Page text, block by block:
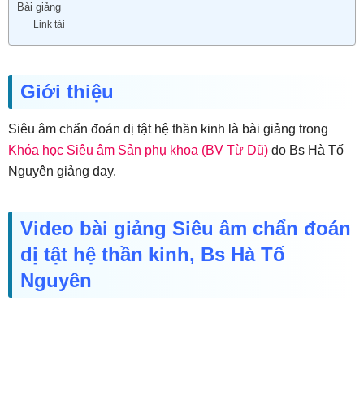
Bài giảng
Link tải
Giới thiệu
Siêu âm chẩn đoán dị tật hệ thần kinh là bài giảng trong
Khóa học Siêu âm Sản phụ khoa (BV Từ Dũ) do Bs Hà Tố
Nguyên giảng dạy.
Video bài giảng Siêu âm chẩn đoán
dị tật hệ thần kinh, Bs Hà Tố
Nguyên